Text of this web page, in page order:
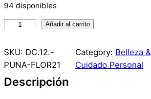
94 disponibles
a
n
t
i
Añadir al carrito
SKU: DC.12.-
PUNA-FLOR21
Category: Belleza &
Cuidado Personal
Descripción